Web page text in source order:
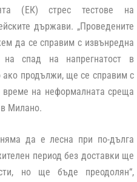
(ЕК) стрес тестове на
държави. „Проведените
да се справим с извънредна
спад на напрегнатост в
продължи, ще се справим с
време на неформалната среща
Милано.
да е лесна при по-дълга
период без доставки ще
но ще бъде преодолян“,